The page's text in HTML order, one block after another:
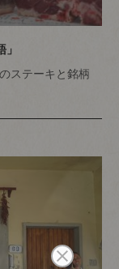
ステーキと銘柄